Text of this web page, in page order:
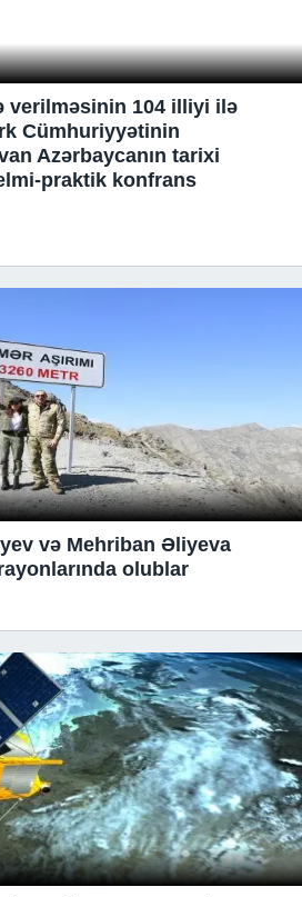
verilməsinin 104 illiyi ilə
Cümhuriyyətinin
Azərbaycanın tarixi
praktik konfrans
və Mehriban Əliyeva
olublar